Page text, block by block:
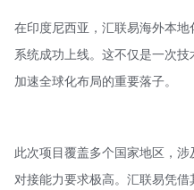
在印度尼西亚，汇联易海外本
系统成功上线。这不仅是一次
加速全球化布局的重要落子。
此次项目覆盖多个国家地区，
对接能力要求极高。汇联易凭